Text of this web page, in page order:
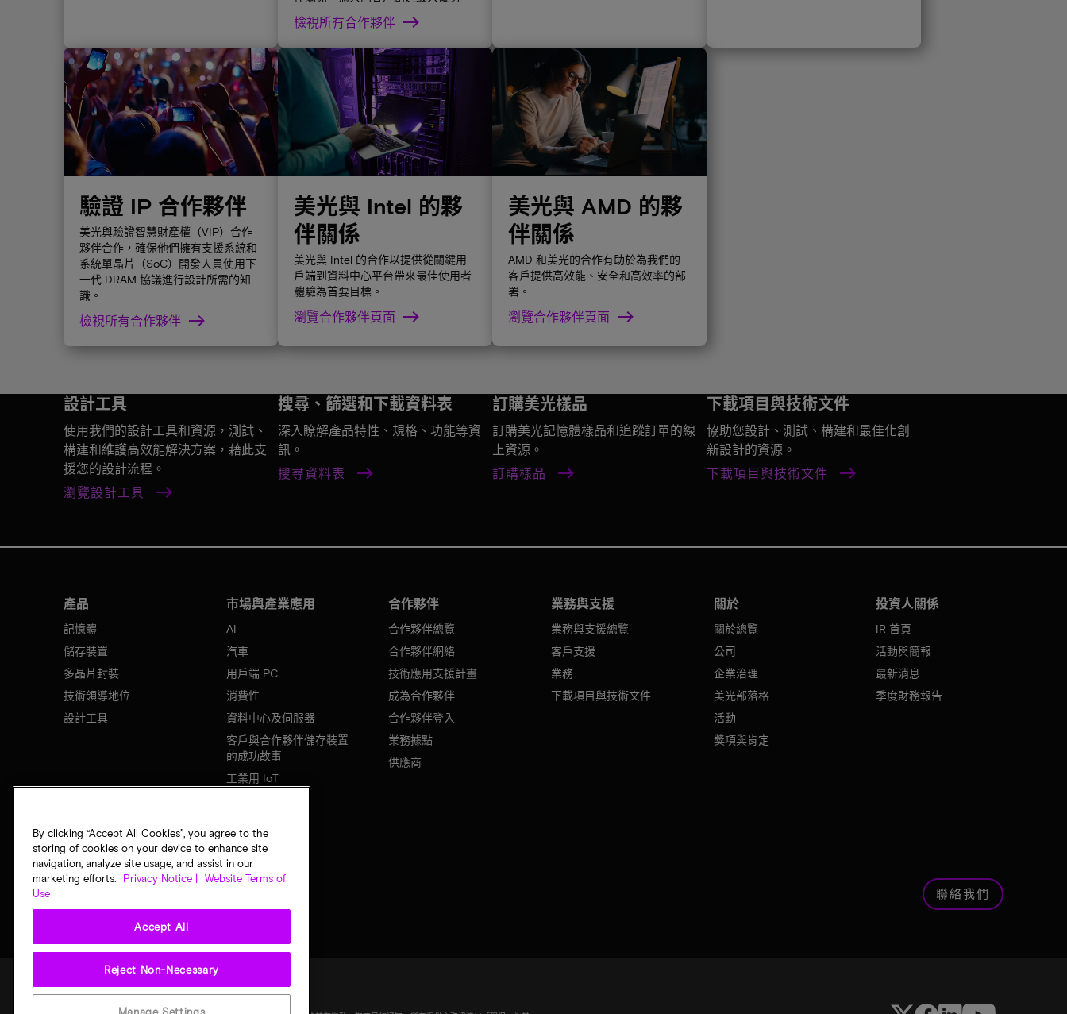
檢視所有合作夥伴
驗證 IP 合作夥伴
美光與驗證智慧財產權（VIP）合作
夥伴合作，確保他們擁有支援系統和
系統單晶片（SoC）開發人員使用下
一代 DRAM 協議進行設計所需的知
識。
檢視所有合作夥伴
美光與 Intel 的夥
伴關係
美光與 Intel 的合作以提供從關鍵用
戶端到資料中心平台帶來最佳使用者
體驗為首要目標。
瀏覽合作夥伴頁面
美光與 AMD 的夥
伴關係
AMD 和美光的合作有助於為我們的
客戶提供高效能、安全和高效率的部
署。
瀏覽合作夥伴頁面
設計工具
使用我們的設計工具和資源，測試、
構建和維護高效能解決方案，藉此支
援您的設計流程。
瀏覽設計工具
搜尋、篩選和下載資料表
深入瞭解產品特性、規格、功能等資
訊。
搜尋資料表
訂購美光樣品
訂購美光記憶體樣品和追蹤訂單的線
上資源。
訂購樣品
下載項目與技術文件
協助您設計、測試、構建和最佳化創
新設計的資源。
下載項目與技術文件
產品
記憶體
儲存裝置
多晶片封裝
技術領導地位
設計工具
市場與產業應用
AI
汽車
用戶端 PC
消費性
資料中心及伺服器
客戶與合作夥伴儲存裝置
的成功故事
工業用 IoT
合作夥伴
合作夥伴總覽
合作夥伴網絡
技術應用支援計畫
成為合作夥伴
合作夥伴登入
業務據點
供應商
業務與支援
業務與支援總覽
客戶支援
業務
下載項目與技術文件
關於
關於總覽
公司
企業治理
美光部落格
活動
獎項與肯定
投資人關係
IR 首頁
活動與簡報
最新消息
季度財務報告
聯絡我們
法律美光隱私公告銷售條款您的隱私選擇
By clicking “Accept All Cookies”, you agree to the
storing of cookies on your device to enhance site
navigation, analyze site usage, and assist in our
marketing efforts.
Privacy Notice |
Website Terms of
Use
Accept All
Reject Non-Necessary